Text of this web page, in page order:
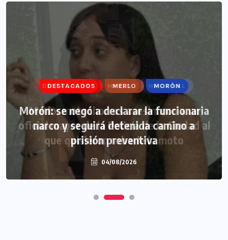
DESTACADOS MERLO MORÓN
Morón: se negó a declarar la funcionaria
narco y seguirá detenida camino a
prisión preventiva
04/08/2026